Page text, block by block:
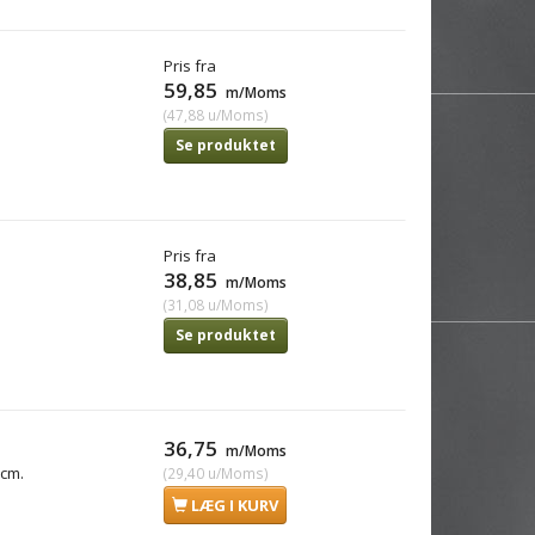
Pris fra
59,85 m/Moms
(47,88u/Moms)
Se produktet
Pris fra
38,85 m/Moms
(31,08u/Moms)
Se produktet
36,75 m/Moms
(29,40u/Moms)
LÆG I KURV